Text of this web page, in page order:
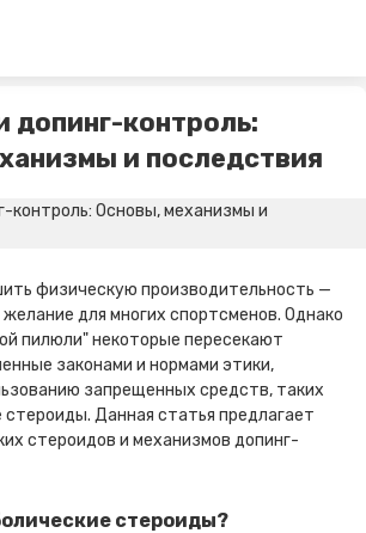
допинг-контроль:
и последствия
физическую производительность —
для многих спортсменов. Однако
пилюли" некоторые пересекают
законами и нормами этики,
запрещенных средств, таких
стероиды. Данная статья предлагает
стероидов и механизмов допинг-
стероиды?